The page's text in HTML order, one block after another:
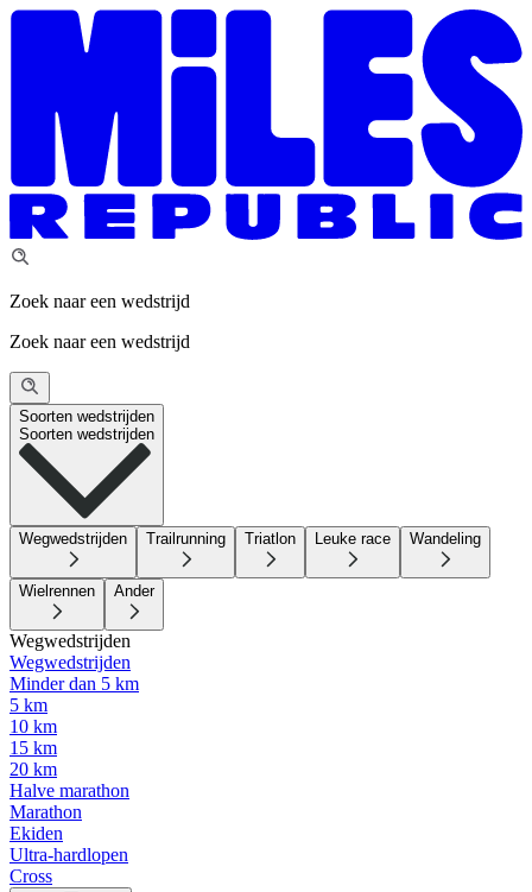
Zoek naar een wedstrijd
Zoek naar een wedstrijd
Soorten wedstrijden
Soorten wedstrijden
Wegwedstrijden Trailrunning Triatlon Leuke race Wandeling
Wielrennen Ander
Wegwedstrijden
Wegwedstrijden
Minder dan 5 km
5 km
10 km
15 km
20 km
Halve marathon
Marathon
Ekiden
Ultra-hardlopen
Cross